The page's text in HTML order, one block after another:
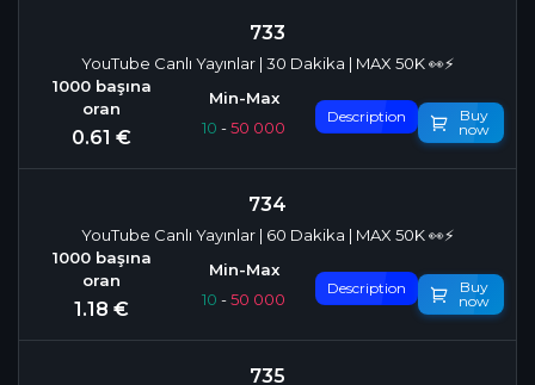
733
YouTube Canlı Yayınlar | 30 Dakika | MAX 50K 👀⚡
0.61 € 10 -50 000
Description
Buy
now
734
YouTube Canlı Yayınlar | 60 Dakika | MAX 50K 👀⚡
1.18 € 10 -50 000
Description
Buy
now
735